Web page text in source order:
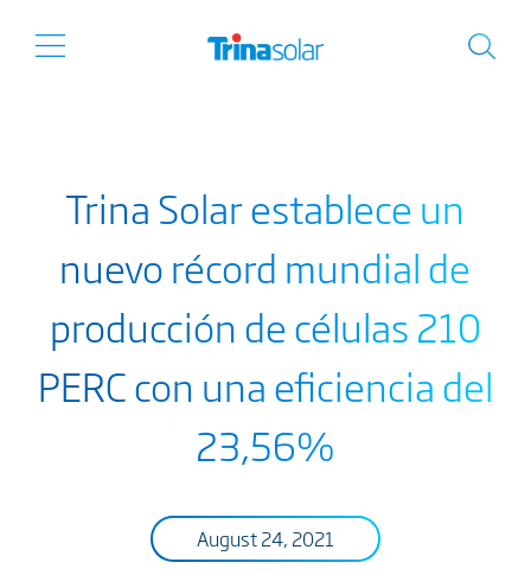
Trina Solar establece un
nuevo récord mundial de
producción de células 210
PERC con una eficiencia del
23,56%
August 24, 2021